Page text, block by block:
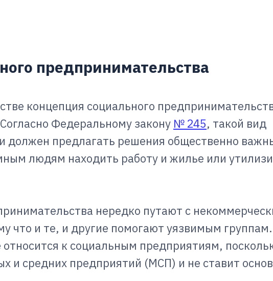
предпринимательства
концепция социального
Федеральному закону № 245, такой вид
должен предлагать решения общественно
людям находить работу и жилье или
нередко путают с
что и те, и другие помогают уязвимым
к социальным предприятиям,
и средних предприятий (МСП) и не ставит